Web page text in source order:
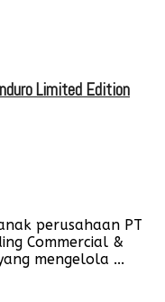
Limited Edition
perusahaan PT
Commercial &
mengelola ...